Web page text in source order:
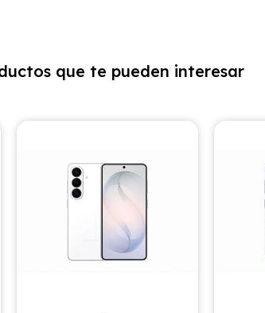
que te pueden interesar